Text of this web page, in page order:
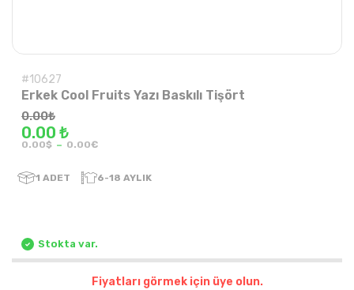
#10627
Erkek Cool Fruits Yazı Baskılı Tişört
0.00₺
0.00 ₺
0.00$ - 0.00€
1 ADET 6-18 AYLIK
Stokta var.
Fiyatları görmek için üye olun.